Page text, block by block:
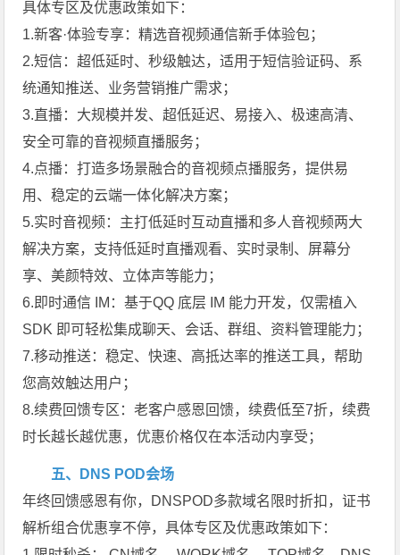
具体专区及优惠政策如下：
1.新客·体验专享：精选音视频通信新手体验包；
2.短信：超低延时、秒级触达，适用于短信验证码、系
统通知推送、业务营销推广需求；
3.直播：大规模并发、超低延迟、易接入、极速高清、
安全可靠的音视频直播服务；
4.点播：打造多场景融合的音视频点播服务，提供易
用、稳定的云端一体化解决方案；
5.实时音视频：主打低延时互动直播和多人音视频两大
解决方案，支持低延时直播观看、实时录制、屏幕分
享、美颜特效、立体声等能力；
6.即时通信 IM：基于QQ 底层 IM 能力开发，仅需植入
SDK 即可轻松集成聊天、会话、群组、资料管理能力；
7.移动推送：稳定、快速、高抵达率的推送工具，帮助
您高效触达用户；
8.续费回馈专区：老客户感恩回馈，续费低至7折，续费
时长越长越优惠，优惠价格仅在本活动内享受；
五、DNS POD会场
年终回馈感恩有你，DNSPOD多款域名限时折扣，证书
解析组合优惠享不停，具体专区及优惠政策如下：